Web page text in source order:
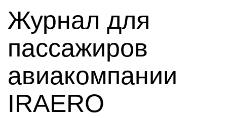
Журнал для
пассажиров
авиакомпании
IRAERO